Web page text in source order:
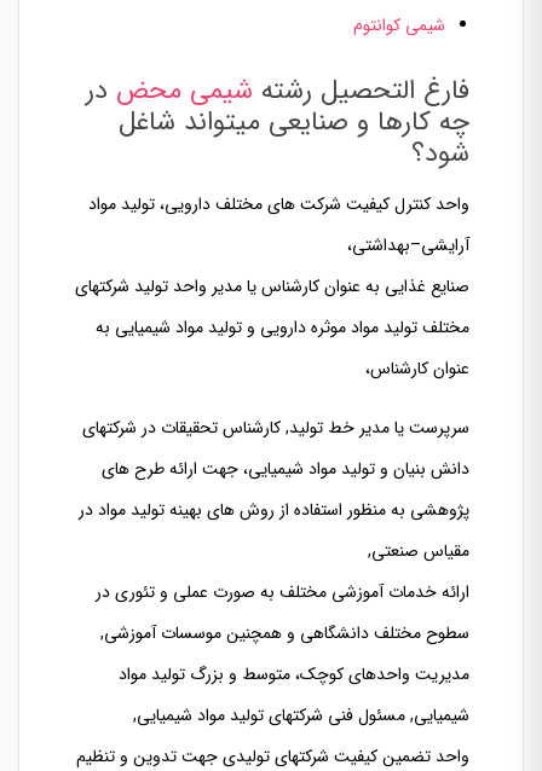
شیمی کوانتوم
فارغ التحصیل رشته شیمی محض در
چه کارها و صنایعی میتواند شاغل
شود؟
واحد کنترل کیفیت شرکت های مختلف دارویی، تولید مواد
آرایشی–بهداشتی،
صنایع غذایی به عنوان کارشناس یا مدیر واحد تولید شرکتهای
مختلف تولید مواد موثره دارویی و تولید مواد شیمیایی به
عنوان کارشناس،
سرپرست یا مدیر خط تولید,کارشناس تحقیقات در شرکتهای
دانش بنیان و تولید مواد شیمیایی، جهت ارائه طرح های
پژوهشی به منظور استفاده از روش های بهینه تولید مواد در
مقیاس صنعتی,
ارائه خدمات آموزشی مختلف به صورت عملی و تئوری در
سطوح مختلف دانشگاهی و همچنین موسسات آموزشی,
مدیریت واحدهای کوچک، متوسط و بزرگ تولید مواد
شیمیایی, مسئول فنی شرکتهای تولید مواد شیمیایی,
واحد تضمین کیفیت شرکتهای تولیدی جهت تدوین و تنظیم